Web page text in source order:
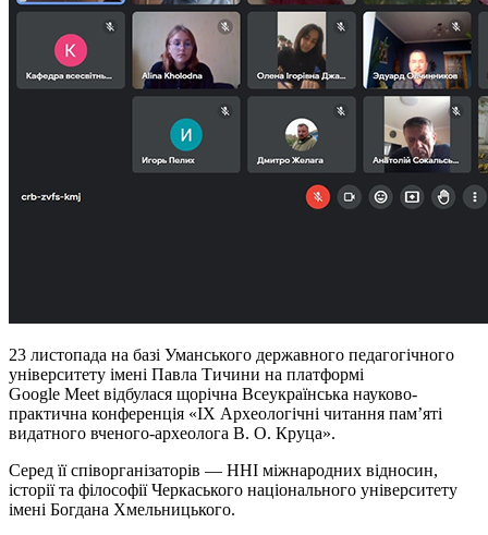
23 листопада на базі Уманського державного педагогічного
університету імені Павла Тичини на платформі
Google Meet відбулася щорічна Всеукраїнська науково-
практична конференція «ІХ Археологічні читання пам’яті
видатного вченого-археолога В. О. Круца».
Серед її співорганізаторів — ННІ міжнародних відносин,
історії та філософії Черкаського національного університету
імені Богдана Хмельницького.